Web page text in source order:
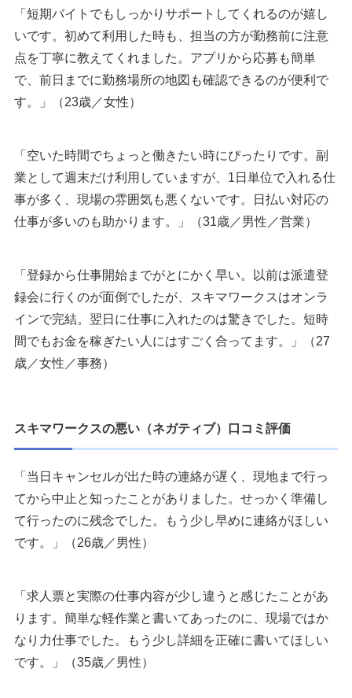
「短期バイトでもしっかりサポートしてくれるのが嬉し
いです。初めて利用した時も、担当の方が勤務前に注意
点を丁寧に教えてくれました。アプリから応募も簡単
で、前日までに勤務場所の地図も確認できるのが便利で
す。」（23歳／女性）
「空いた時間でちょっと働きたい時にぴったりです。副
業として週末だけ利用していますが、1日単位で入れる仕
事が多く、現場の雰囲気も悪くないです。日払い対応の
仕事が多いのも助かります。」（31歳／男性／営業）
「登録から仕事開始までがとにかく早い。以前は派遣登
録会に行くのが面倒でしたが、スキマワークスはオンラ
インで完結。翌日に仕事に入れたのは驚きでした。短時
間でもお金を稼ぎたい人にはすごく合ってます。」（27
歳／女性／事務）
スキマワークスの悪い（ネガティブ）口コミ評価
「当日キャンセルが出た時の連絡が遅く、現地まで行っ
てから中止と知ったことがありました。せっかく準備し
て行ったのに残念でした。もう少し早めに連絡がほしい
です。」（26歳／男性）
「求人票と実際の仕事内容が少し違うと感じたことがあ
ります。簡単な軽作業と書いてあったのに、現場ではか
なり力仕事でした。もう少し詳細を正確に書いてほしい
です。」（35歳／男性）